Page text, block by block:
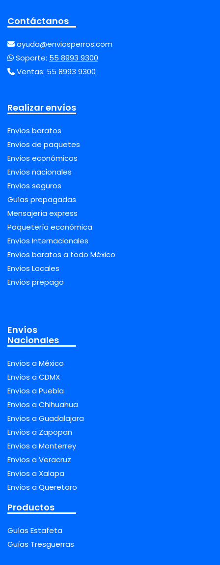
Contáctanos
ayuda@enviosperros.com
Soporte: 55 8993 9300
Ventas: 55 8993 9300
Realizar envíos
Envíos baratos
Envíos de paquetes
Envíos económicos
Envíos nacionales
Envíos seguros
Guías prepagadas
Mensajería express
Paquetería económica
Envíos Internacionales
Envíos baratos a todo México
Envíos Locales
Envíos prepago
Envíos
Nacionales
Envíos a México
Envíos a CDMX
Envíos a Puebla
Envíos a Chihuahua
Envíos a Guadalajara
Envíos a Zapopan
Envíos a Monterrey
Envíos a Veracruz
Envíos a Xalapa
Envíos a Queretaro
Productos
Guías Estafeta
Guías Tresguerras